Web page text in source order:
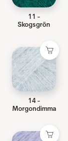
11 -
Skogsgrön
14 -
Morgondimma